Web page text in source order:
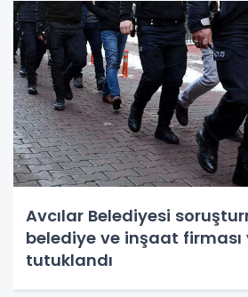
Avcılar Belediyesi
belediye ve inşaat firması
tutuklandı